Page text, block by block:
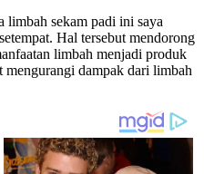
limbah sekam padi ini saya
Hal tersebut mendorong
limbah menjadi produk
dampak dari limbah